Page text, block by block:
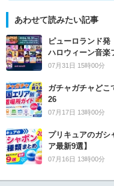
あわせて読みたい記事
ピューロランド
ハロウィーン音楽
07月31日 15時00分
ガチャガチャどこ
26
07月17日 13時00分
プリキュアのガシ
ア最新9選】
07月16日 13時00分